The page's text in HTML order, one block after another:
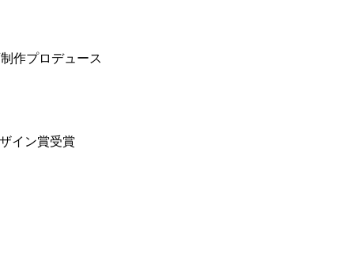
プロデュース
イン賞受賞